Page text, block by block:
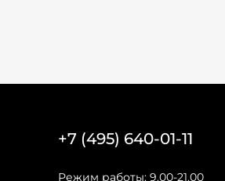
+7 (495) 640-01-11
Режим работы: 9.00-21.00